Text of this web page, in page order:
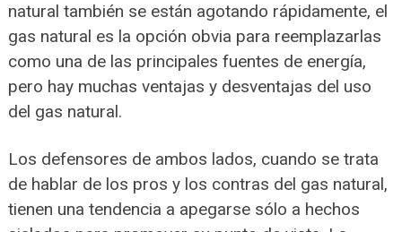
natural también se están agotando rápidamente, el
gas natural es la opción obvia para reemplazarlas
como una de las principales fuentes de energía,
pero hay muchas ventajas y desventajas del uso
del gas natural.
Los defensores de ambos lados, cuando se trata
de hablar de los pros y los contras del gas natural,
tienen una tendencia a apegarse sólo a hechos